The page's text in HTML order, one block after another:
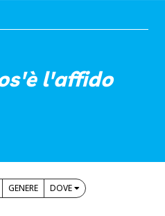
l'affido
GENERE DOVE